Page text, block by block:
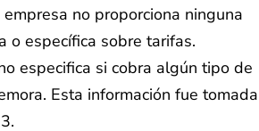
no proporciona ninguna
o específica sobre tarifas.
especifica si cobra algún tipo de
Esta información fue tomada